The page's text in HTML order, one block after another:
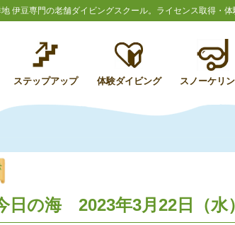
伊豆専門の老舗ダイビングスクール。ライセンス取得・
ステップアップ 体験ダイビング スノーケリ
日の海 2023年3月22日（水）